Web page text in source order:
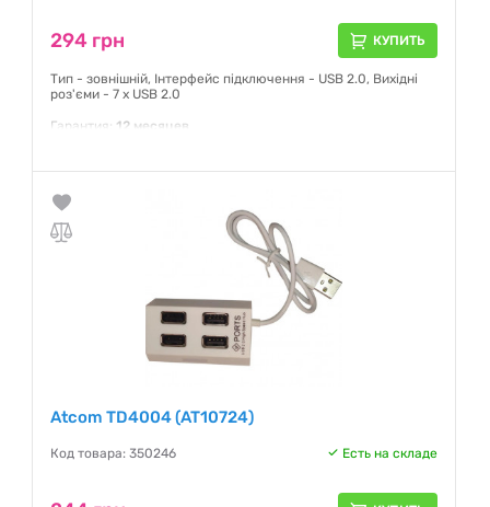
294 грн КУПИТЬ
Тип - зовнішній, Інтерфейс підключення - USB 2.0, Вихідні
роз'єми - 7 x USB 2.0
Гарантия: 12 месяцев
Atcom TD4004 (AT10724)
Код товара: 350246 Есть на складе